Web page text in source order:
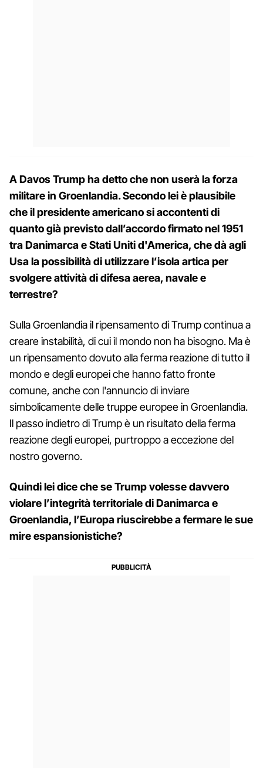
A Davos Trump ha detto che non userà la forza
militare in Groenlandia. Secondo lei è plausibile
che il presidente americano si accontenti di
quanto già previsto dall’accordo firmato nel 1951
tra Danimarca e Stati Uniti d'America, che dà agli
Usa la possibilità di utilizzare l’isola artica per
svolgere attività di difesa aerea, navale e
terrestre?
Sulla Groenlandia il ripensamento di Trump continua a
creare instabilità, di cui il mondo non ha bisogno. Ma è
un ripensamento dovuto alla ferma reazione di tutto il
mondo e degli europei che hanno fatto fronte
comune, anche con l'annuncio di inviare
simbolicamente delle truppe europee in Groenlandia.
Il passo indietro di Trump è un risultato della ferma
reazione degli europei, purtroppo a eccezione del
nostro governo.
Quindi lei dice che se Trump volesse davvero
violare l’integrità territoriale di Danimarca e
Groenlandia, l’Europa riuscirebbe a fermare le sue
mire espansionistiche?